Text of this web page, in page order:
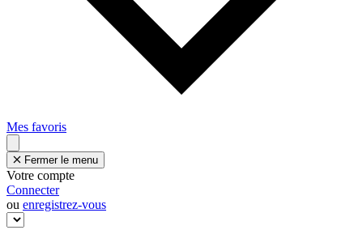
Mes favoris
Fermer le menu
Votre compte
Connecter
ou enregistrez-vous